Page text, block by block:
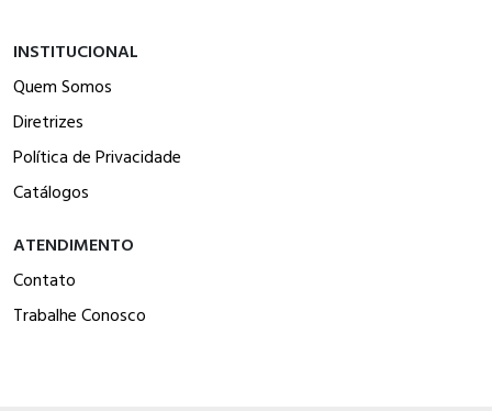
INSTITUCIONAL
Quem Somos
Diretrizes
Política de Privacidade
Catálogos
ATENDIMENTO
Contato
Trabalhe Conosco